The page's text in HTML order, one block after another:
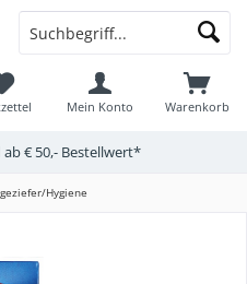
Warenkorb
Mein Konto
€ 50,- Bestellwert*
Hygiene